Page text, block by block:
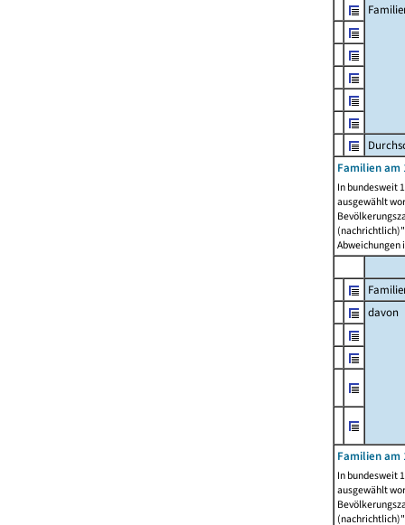
Familien am
In bundesweit
ausgewählt
Abweichungen
davon
Familien am
In bundesweit
ausgewählt